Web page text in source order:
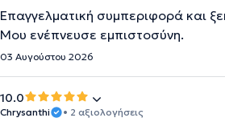
Επαγγελματική συμπεριφορά και
Μου ενέπνευσε εμπιστοσύνη.
03 Αυγούστου 2026
10.0
Chrysanthi • 2 αξιολογήσεις